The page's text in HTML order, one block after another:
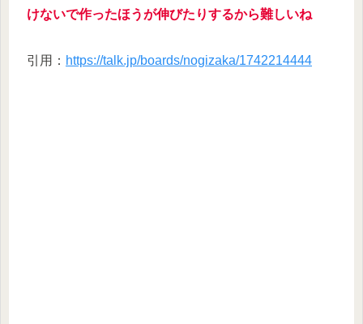
けないで作ったほうが伸びたりするから難しいね
引用： https://talk.jp/boards/nogizaka/1742214444